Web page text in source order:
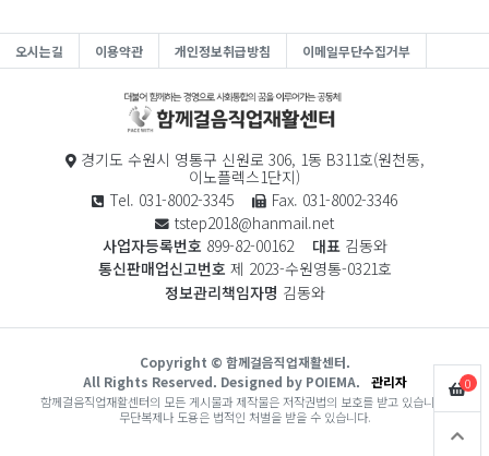
0
오시는길 이용약관 개인정보취급방침 이메일무단수집거부
경기도 수원시 영통구 신원로 306, 1동 B311호(원천동,
이노플렉스1단지)
Tel. 031-8002-3345
Fax. 031-8002-3346
tstep2018@hanmail.net
사업자등록번호 899-82-00162 대표김동와
통신판매업신고번호 제 2023-수원영통-0321호
정보관리책임자명 김동와
Copyright © 함께걸음직업재활센터.
All Rights Reserved. Designed by POIEMA.
관리자
함께걸음직업재활센터의 모든 게시물과 제작물은 저작권법의 보호를 받고 있습니다.
무단복제나 도용은 법적인 처벌을 받을 수 있습니다.